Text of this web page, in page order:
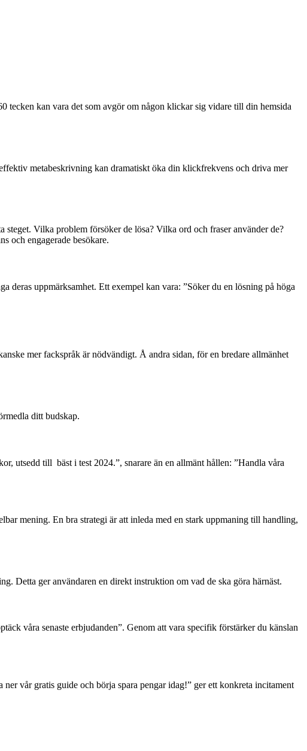
tecken kan vara det som avgör om någon klickar sig vidare till din hemsida
metabeskrivning kan dramatiskt öka din klickfrekvens och driva mer
Vilka problem försöker de lösa? Vilka ord och fraser använder de?
och engagerade besökare.
deras uppmärksamhet. Ett exempel kan vara: ”Söker du en lösning på höga
mer fackspråk är nödvändigt. Å andra sidan, för en bredare allmänhet
ditt budskap.
utsedd till bäst i test 2024.”, snarare än en allmänt hållen: ”Handla våra
mening. En bra strategi är att inleda med en stark uppmaning till handling,
Detta ger användaren en direkt instruktion om vad de ska göra härnäst.
våra senaste erbjudanden”. Genom att vara specifik förstärker du känslan
vår gratis guide och börja spara pengar idag!” ger ett konkreta incitament